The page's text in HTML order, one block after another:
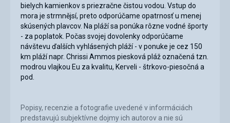
bielych kamienkov s priezračne čistou vodou. Vstup do
mora je strmnějsí, preto odporúčame opatrnosť u menej
skúsených plavcov. Na pláží sa ponúka rôzne vodné športy
- za poplatok. Počas svojej dovolenky odporúčame
návštevu ďalších vyhlásených pláží - v ponuke je cez 150
km pláží napr. Chrissi Ammos piesková pláž označená tzn.
modrou vlajkou Eu za kvalitu, Kerveli - štrkovo-piesočná a
pod.
Popisy, recenzie a fotografie uvedené v informáciách
predstavujú subjektívne dojmy ich autorov a nie sú